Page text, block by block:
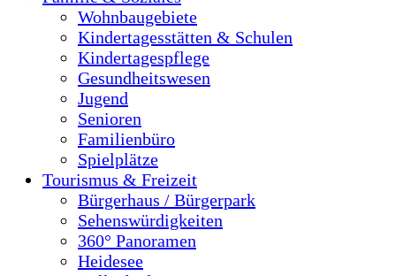
Wohnbaugebiete
Kindertagesstätten & Schulen
Kindertagespflege
Gesundheitswesen
Jugend
Senioren
Familienbüro
Spielplätze
Tourismus & Freizeit
Bürgerhaus / Bürgerpark
Sehenswürdigkeiten
360° Panoramen
Heidesee